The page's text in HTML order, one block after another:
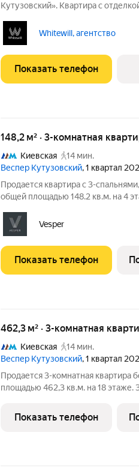
Кутузовский». Квартира с
Высота потолков 3,2 метра.
обеденной зоной
Whitewill, агентство
Показать телефон
148,2 м² · 3-комнатная
Киевская
14 мин.
Веспер Кутузовский, 1 квартал
Продается квартира с 3-
общей площадью 148.2 кв.м. на 4
площадью 3,7 га расположен на
воплощает новую
Vesper
Показать телефон
462,3 м² · 3-комнатная
Киевская
14 мин.
Веспер Кутузовский, 1 квартал
Продается 3-комнатная квартира
площадью 462,3 кв.м. на 18 этаже.
расположен на Кутузовском
Показать телефон